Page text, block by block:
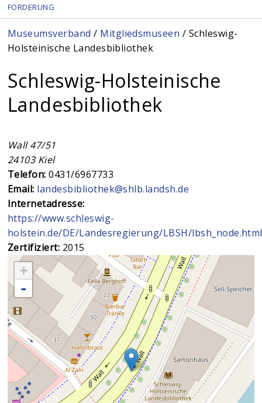
FÖRDERUNG
Sie sind hier
Museumsverband / Mitgliedsmuseen / Schleswig-
Holsteinische Landesbibliothek
Schleswig-Holsteinische
Landesbibliothek
Wall 47/51
24103 Kiel
Telefon:0431/6967733
Email: landesbibliothek@shlb.landsh.de
Internetadresse:
https://www.schleswig-
holstein.de/DE/Landesregierung/LBSH/lbsh_node.html
Zertifiziert: 2015
+
-